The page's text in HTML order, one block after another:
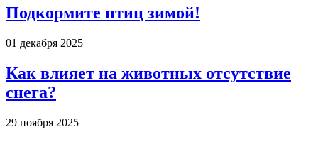
Подкормите птиц зимой!
01 декабря 2025
Как влияет на животных отсутствие
снега?
29 ноября 2025